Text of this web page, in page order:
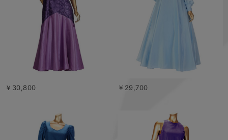
￥30,800 ￥29,700